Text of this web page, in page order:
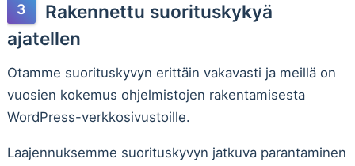
Rakennettu suorituskykyä
ajatellen
Otamme suorituskyvyn erittäin vakavasti ja meillä on
vuosien kokemus ohjelmistojen rakentamisesta
WordPress-verkkosivustoille.
Laajennuksemme suorituskyvyn jatkuva parantaminen